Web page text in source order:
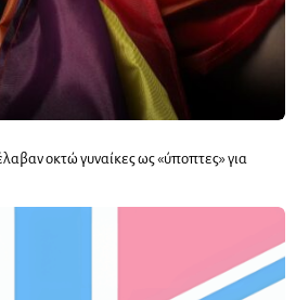
οκτώ γυναίκες ως «ύποπτες» για